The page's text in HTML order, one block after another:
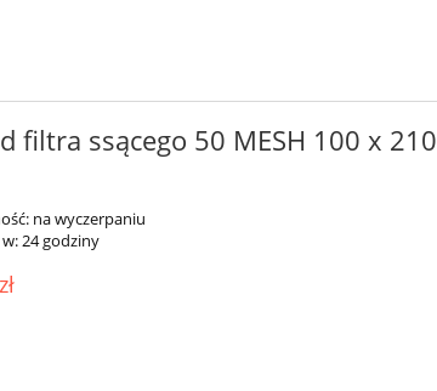
filtra ssącego 50 MESH 100 x 210
na wyczerpaniu
24 godziny